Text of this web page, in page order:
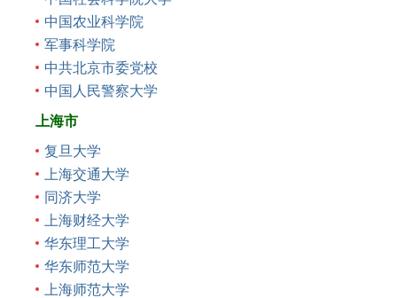
中国农业科学院
军事科学院
中共北京市委党校
中国人民警察大学
上海市
复旦大学
上海交通大学
同济大学
上海财经大学
华东理工大学
华东师范大学
上海师范大学